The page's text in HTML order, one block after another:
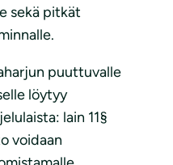
sekä pitkät
puuttuvalle
löytyy
lain 11§
voidaan